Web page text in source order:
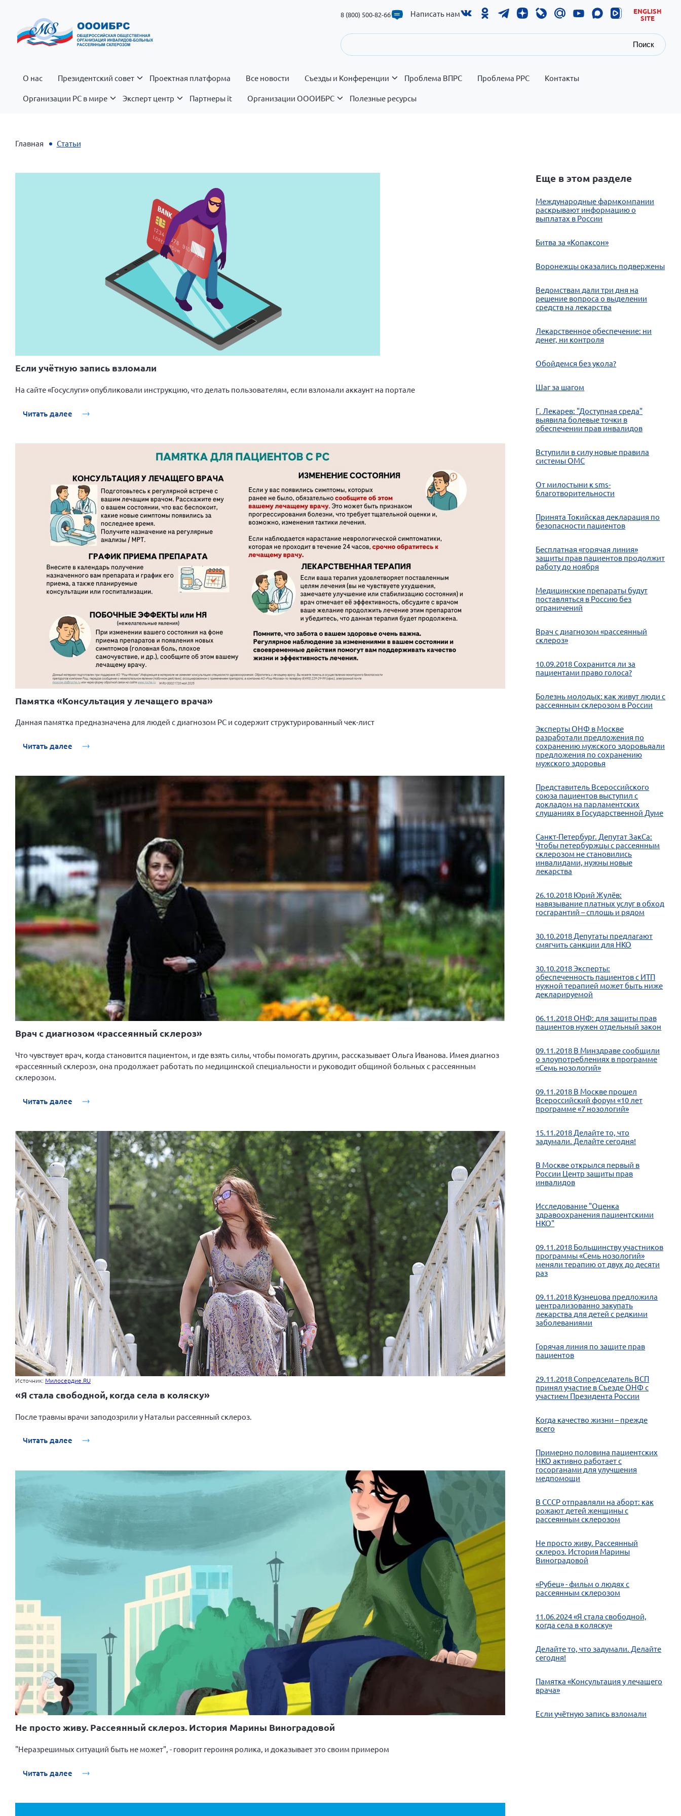
8 (800) 500-82-66 Написать нам
ENGLISH
SITE
Поиск
О нас Президентский совет Проектная платформа Все новости Съезды и Конференции Проблема ВПРС Проблема РРС Контакты
Организации РС в мире Эксперт центр Партнеры it Организации ОООИБРС Полезные ресурсы
Главная Статьи
Если учётную запись взломали
На сайте «Госуслуги» опубликовали инструкцию, что делать пользователям, если взломали аккаунт на портале
Читать далее
Памятка «Консультация у лечащего врача»
Данная памятка предназначена для людей с диагнозом РС и содержит структурированный чек-лист
Читать далее
Врач с диагнозом «рассеянный склероз»
Что чувствует врач, когда становится пациентом, и где взять силы, чтобы помогать другим, рассказывает Ольга Иванова. Имея диагноз
«рассеянный склероз», она продолжает работать по медицинской специальности и руководит общиной больных с рассеянным
склерозом.
Читать далее
Источник: Милосердие.RU
«Я стала свободной, когда села в коляску»
После травмы врачи заподозрили у Натальи рассеянный склероз.
Читать далее
Не просто живу. Рассеянный склероз. История Марины Виноградовой
"Неразрешимых ситуаций быть не может", - говорит героиня ролика, и доказывает это своим примером
Читать далее
Еще в этом разделе
Международные фармкомпании
раскрывают информацию о
выплатах в России
Битва за «Копаксон»
Воронежцы оказались подвержены
Ведомствам дали три дня на
решение вопроса о выделении
средств на лекарства
Лекарственное обеспечение: ни
денег, ни контроля
Обойдемся без укола?
Шаг за шагом
Г. Лекарев: "Доступная среда"
выявила болевые точки в
обеспечении прав инвалидов
Вступили в силу новые правила
системы ОМС
От милостыни к sms-
благотворительности
Принята Токийская декларация по
безопасности пациентов
Бесплатная «горячая линия»
защиты прав пациентов продолжит
работу до ноября
Медицинские препараты будут
поставляться в Россию без
ограничений
Врач с диагнозом «рассеянный
склероз»
10.09.2018 Сохранится ли за
пациентами право голоса?
Болезнь молодых: как живут люди с
рассеянным склерозом в России
Эксперты ОНФ в Москве
разработали предложения по
сохранению мужского здоровьяали
предложения по сохранению
мужского здоровья
Представитель Всероссийского
союза пациентов выступил с
докладом на парламентских
слушаниях в Государственной Думе
Санкт-Петербург. Депутат ЗакСа:
Чтобы петербуржцы с рассеянным
склерозом не становились
инвалидами, нужны новые
лекарства
26.10.2018 Юрий Жулёв:
навязывание платных услуг в обход
госгарантий – сплошь и рядом
30.10.2018 Депутаты предлагают
смягчить санкции для НКО
30.10.2018 Эксперты:
обеспеченность пациентов с ИТП
нужной терапией может быть ниже
декларируемой
06.11.2018 ОНФ: для защиты прав
пациентов нужен отдельный закон
09.11.2018 В Минздраве сообщили
о злоупотреблениях в программе
«Семь нозологий»
09.11.2018 В Москве прошел
Всероссийский форум «10 лет
программе «7 нозологий»
15.11.2018 Делайте то, что
задумали. Делайте сегодня!
В Москве открылся первый в
России Центр защиты прав
инвалидов
Исследование "Оценка
здравоохранения пациентскими
НКО"
09.11.2018 Большинству участников
программы «Семь нозологий»
меняли терапию от двух до десяти
раз
09.11.2018 Кузнецова предложила
централизованно закупать
лекарства для детей с редкими
заболеваниями
Горячая линия по защите прав
пациентов
29.11.2018 Сопредседатель ВСП
принял участие в Съезде ОНФ с
участием Президента России
Когда качество жизни – прежде
всего
Примерно половина пациентских
НКО активно работает с
госорганами для улучшения
медпомощи
В СССР отправляли на аборт: как
рожают детей женщины с
рассеянным склерозом
Не просто живу. Рассеянный
склероз. История Марины
Виноградовой
«Рубец» - фильм о людях с
рассеянным склерозом
11.06.2024 «Я стала свободной,
когда села в коляску»
Делайте то, что задумали. Делайте
сегодня!
Памятка «Консультация у лечащего
врача»
Если учётную запись взломали